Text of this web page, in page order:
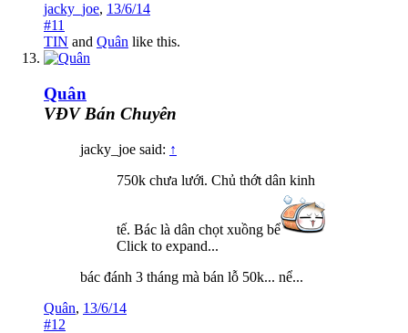
jacky_joe, 13/6/14
#11
TIN and Quân like this.
Quân
VĐV Bán Chuyên
jacky_joe said: ↑
750k chưa lưới. Chủ thớt dân kinh
tế. Bác là dân chọt xuồng bể
Click to expand...
bác đánh 3 tháng mà bán lỗ 50k... nể...
Quân, 13/6/14
#12